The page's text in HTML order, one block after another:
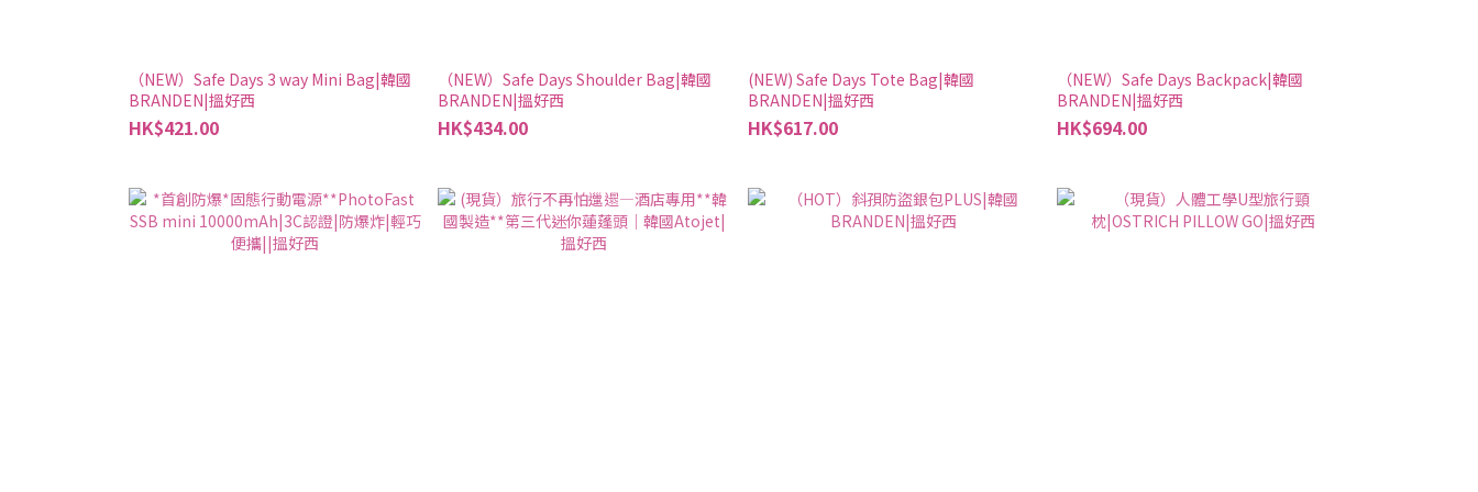
（NEW）Safe Days 3 way Mini Bag|韓國
BRANDEN|搵好西
HK$421.00
（NEW）Safe Days Shoulder Bag|韓國
BRANDEN|搵好西
HK$434.00
(NEW) Safe Days Tote Bag|韓國
BRANDEN|搵好西
HK$617.00
（NEW）Safe Days Backpack|韓國
BRANDEN|搵好西
HK$694.00